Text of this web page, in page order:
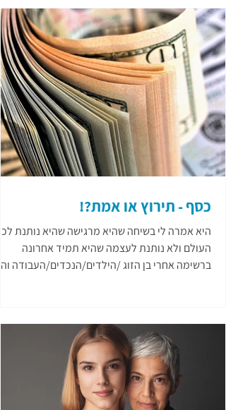
כסף - תירוץ או אמת?!
היא אמרה לי בשיחה שהיא מרגישה שהיא נותנת
העולם ולא נותנת לעצמה שהיא תמיד אחרונה
ברשימה אחרי בן הזוג /הילדים/הנכדים/העבודה